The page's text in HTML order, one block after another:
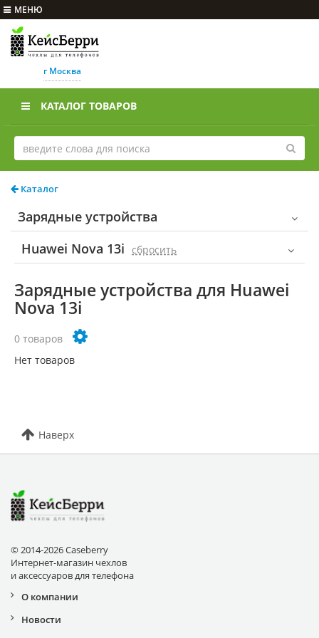
МЕНЮ
г Москва
КАТАЛОГ ТОВАРОВ
Каталог
Зарядные устройства
Huawei Nova 13i
cбросить
Зарядные устройства для Huawei
Nova 13i
0 товаров
Нет товаров
Наверх
© 2014-2026 Caseberry
Интернет-магазин чехлов
и аксессуаров для телефона
О компании
Новости